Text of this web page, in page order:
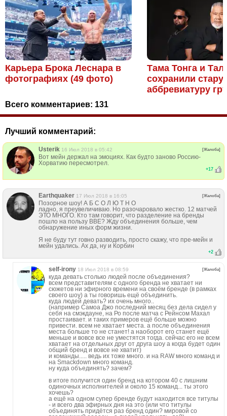
Карьера Брока Леснара в
фотографиях (49 фото)
Тама Тонга и
сохранили
аббревиатуру
Всего комментариев: 131
Лучший комментарий:
Usterik 16 Июл 2018 в 05:42 [Жалоба]
Вот мейн держал на эмоциях. Как будто заново Россию-
Хорватию пересмотрел.
+17
Earthquaker 17 Июл 2018 в 16:05 [Жалоба]
Позорное шоу! А Б С О Л Ю Т Н О
ладно, я преувеличиваю. Но разочаровало жестко. 12 матчей
ЭТО МНОГО. Кто там говорит, что разделение на бренды
пошло на пользу ВВЕ? Жду объединения больше, чем
обнаружение иных форм жизни.
Я не буду тут говно разводить, просто скажу, что пре-мейн и
мейн удались. Ах да, ну и Корбин
+2
self-irony 18 Июл 2018 в 08:59 [Жалоба]
куда девать столько людей после объединения?
всем представителям с одного бренда не хватает ни
сюжетов ни эфирного времени на своём бренде (в рамках
своего шоу) а ты говоришь ещё объединить.
куда людей девать? их очень много..
(например Самоа Джо последний месяц без дела сидел у
себя на смэкдауне, на Ро после матча с Рейнсом Махал
простаивает. и таких примеров ещё больше можно
привести. всем не хватает места. а после объединения
места больше то не станет! а наоборот его станет ещё
меньше и вовсе все не уместятся тогда. сейчас его не всем
хватает на отдельных друг от друга шоу а когда будет один
общий бренд и вовсе не хватит)
и команды..... ведь их тоже много. и на RAW много команд и
на Smackdown много команд.
ну куда объединять? зачем?
в итоге получится один бренд на котором 40 с лишним
одиночных исполнителей и около 15 команд... ты этого
хочешь?
а ещё на одном супер бренде будут находится все титулы
- и всего два эфирных дня на это (или что титулы
объединять придётся раз бренд один? мировой со